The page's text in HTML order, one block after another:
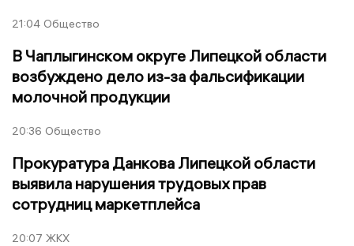
21:04 Общество
В Чаплыгинском округе Липецкой области
возбуждено дело из-за фальсификации
молочной продукции
20:36 Общество
Прокуратура Данкова Липецкой области
выявила нарушения трудовых прав
сотрудниц маркетплейса
20:07 ЖКХ